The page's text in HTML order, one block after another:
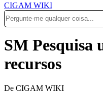
CIGAM WIKI
SM Pesquisa
recursos
De CIGAM WIKI